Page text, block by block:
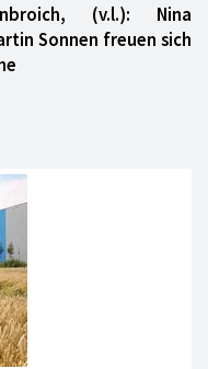
(v.l.): Nina
Sonnen freuen sich